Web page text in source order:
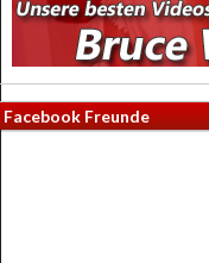
Facebook Freunde